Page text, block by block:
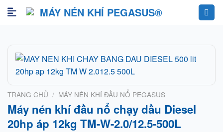
Skip
TRANG CHỦ / MÁY NÉN KHÍ ĐẦU NỔ PEGASUS
Máy nén khí đầu nổ chạy dầu Diesel
20hp áp 12kg TM-W-2.0/12.5-500L